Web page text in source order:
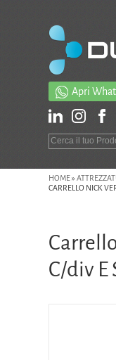
Apri
HOME»
CARRELLO NICK
C/div E